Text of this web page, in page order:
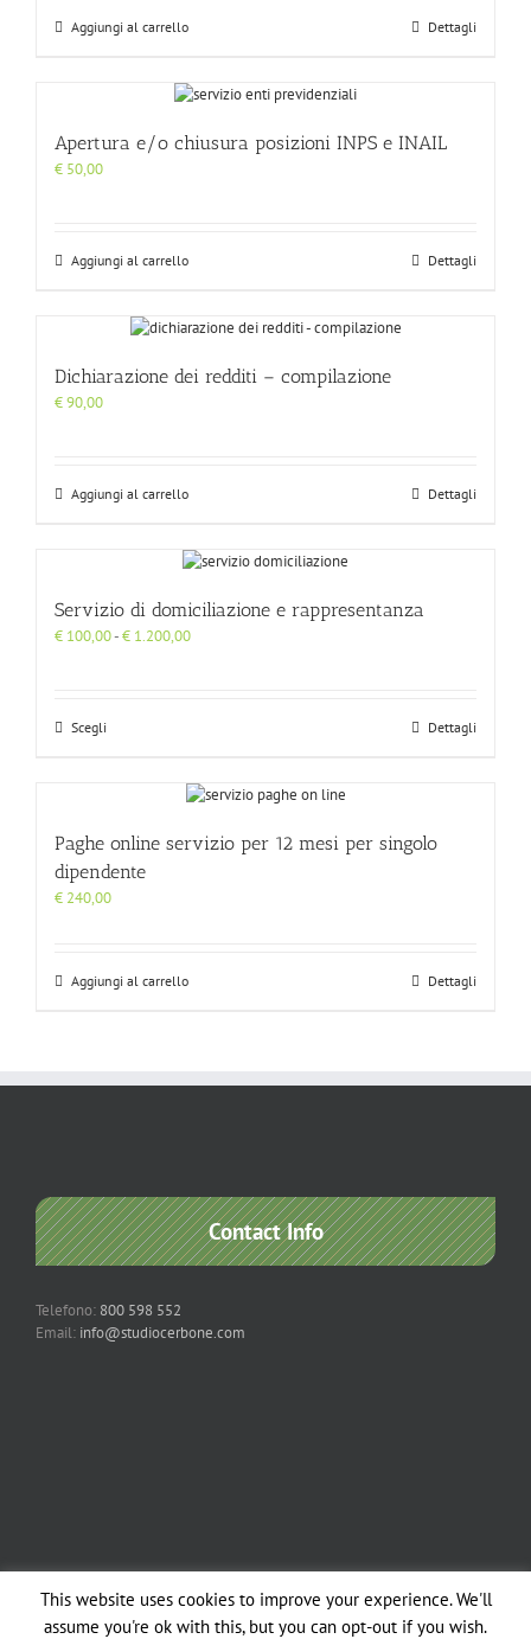
Aggiungi al carrello Dettagli
Apertura e/o chiusura posizioni INPS e INAIL
€ 50,00
Aggiungi al carrello Dettagli
Dichiarazione dei redditi – compilazione
€90,00
Aggiungi al carrello Dettagli
Servizio di domiciliazione e rappresentanza
€ 100,00-€ 1.200,00Fascia
Scegli Dettagli
Paghe online servizio per 12 mesi per singolo
dipendente
€ 240,00
Aggiungi al carrello Dettagli
Contact Info
Telefono: 800 598 552
Email: info@studiocerbone.com
Copyright 2012 - 2018 Studio Cerbone & Associati | All Rights Reserved |
Powered by Studio Cerbone | | All Rights Reserved |Note legali
This website uses cookies to improve your experience. We'll
assume you're ok with this, but you can opt-out if you wish.